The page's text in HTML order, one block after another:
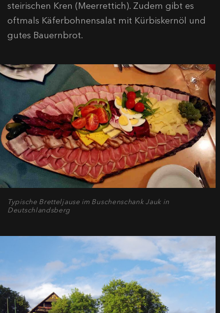
steirischen Kren (Meerrettich). Zudem gibt es
oftmals Käferbohnensalat mit Kürbiskernöl und
gutes Bauernbrot.
Typische Bretteljause im Buschenschank Jauk in
Deutschlandsberg